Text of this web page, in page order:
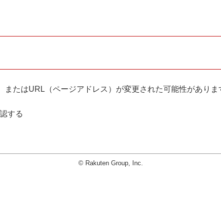
たはURL（ページアドレス）が変更された可能性がありま
する
© Rakuten Group, Inc.